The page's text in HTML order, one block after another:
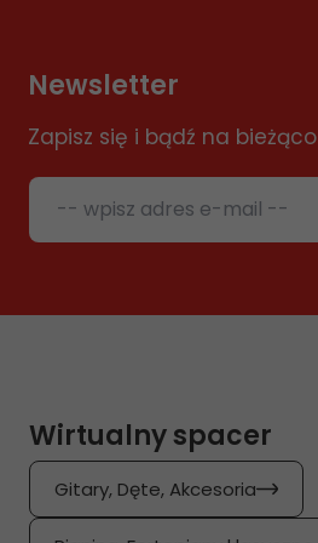
Newsletter
Zapisz się i bądź na bieżąco
-- wpisz adres e-mail --
Wirtualny spacer
Gitary, Dęte, Akcesoria